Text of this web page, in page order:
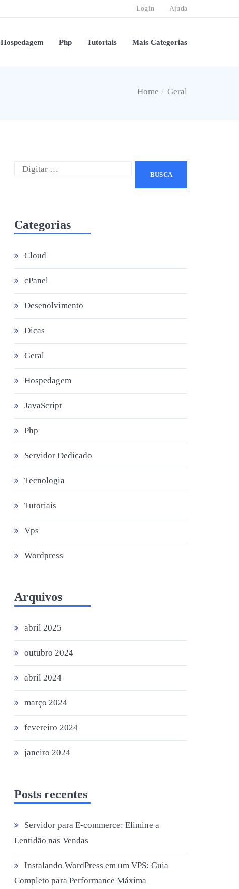
Ajuda
Login
Hospedagem Php Tutoriais Mais Categorias
Home Geral
Categorias
Cloud
cPanel
Desenolvimento
Dicas
Geral
Hospedagem
JavaScript
Php
Servidor Dedicado
Tecnologia
Tutoriais
Vps
Wordpress
Arquivos
abril 2025
outubro 2024
abril 2024
março 2024
fevereiro 2024
janeiro 2024
Posts recentes
Servidor para E-commerce: Elimine a
Lentidão nas Vendas
Instalando WordPress em um VPS: Guia
Completo para Performance Máxima